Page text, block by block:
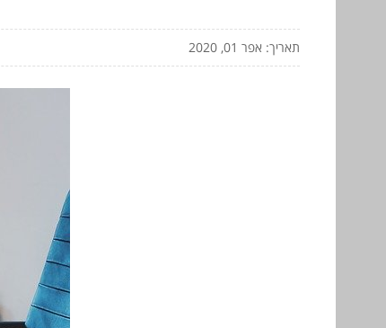
תאריך: אפר 01, 2020